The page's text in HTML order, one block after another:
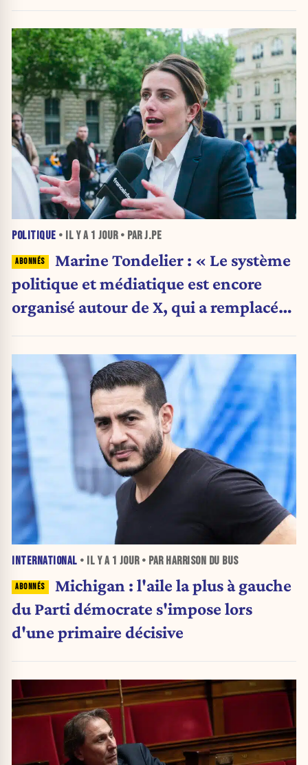
POLITIQUE • IL Y A 1 JOUR• PAR J.PE
Marine Tondelier : « Le système
politique et médiatique est encore
organisé autour de X, qui a remplacé
INTERNATIONAL • IL Y A 1 JOUR• PAR HARRISON DU BUS
Michigan : l'aile la plus à gauche
du Parti démocrate s'impose lors
d'une primaire décisive